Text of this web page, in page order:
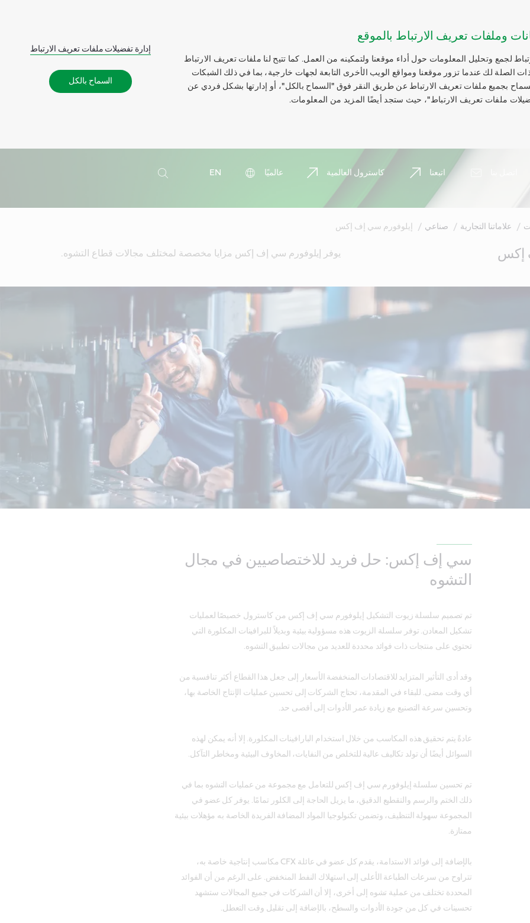
وملفات تعريف الارتباط بالموقع
لجمع وتحليل المعلومات حول أداء موقعنا ولتمكينه من العمل. كما تتيح لنا ملفات تعريف الارتباط
الصلة لك عندما تزور موقعنا ومواقع الويب الأخرى التابعة لجهات خارجية، بما في ذلك الشبكات
السماح بجميع ملفات تعريف الارتباط عن طريق النقر فوق "السماح بالكل"، أو إدارتها بشكل فردي عن
ملفات تعريف الارتباط"، حيث ستجد أيضًا المزيد من المعلومات.
إدارة تفضيلات ملفات تعريف الارتباط
السماح بالكل
اتبعنا كاسترول العالمية عالميًا
EN
بحث
علاماتنا التجارية صناعي إيلوفورم سي إف إكس
إكس يوفر إيلوفورم سي إف إكس مزايا مخصصة لمختلف مجالات قطاع التشوه.
سي إف إكس: حل فريد للاختصاصيين في مجال
التشوه
تم تصميم سلسلة زيوت التشكيل إيلوفورم سي إف إكس من كاسترول خصيصًا لعمليات
تشكيل المعادن. توفر سلسلة الزيوت هذه مسؤولية بيئية وبديلاً للبرافينات المكلورة التي
تحتوي على منتجات ذات فوائد محددة للعديد من مجالات تطبيق التشوه.
وقد أدى التأثير المتزايد للاقتصادات المنخفضة الأسعار إلى جعل هذا القطاع أكثر تنافسية من
أي وقت مضى. للبقاء في المقدمة، تحتاج الشركات إلى تحسين عمليات الإنتاج الخاصة بها،
وتحسين سرعة التصنيع مع زيادة عمر الأدوات إلى أقصى حد.
عادةً يتم تحقيق هذه المكاسب من خلال استخدام البارافينات المكلورة. إلا أنه يمكن لهذه
السوائل أيضًا أن تولد تكاليف عالية للتخلص من النفايات، المخاوف البيئية ومخاطر التآكل.
تم تحسين سلسلة إيلوفورم سي إف إكس للتعامل مع مجموعة من عمليات التشوه بما في
ذلك الختم والرسم والتقطيع الدقيق، ما يزيل الحاجة إلى الكلور تمامًا. يوفر كل عضو في
المجموعة سهولة التنظيف، وتضمن تكنولوجيا المواد المضافة الفريدة الخاصة به مؤهلات بيئية
ممتازة.
بالإضافة إلى فوائد الاستدامة، يقدم كل عضو في عائلة CFX مكاسب إنتاجية خاصة به،
تتراوح من سرعات الطباعة الأعلى إلى استهلاك النفط المنخفض. على الرغم من أن الفوائد
المحددة تختلف من عملية تشوه إلى أخرى، إلا أن الشركات في جميع المجالات ستشهد
تحسينات في كل من جودة الأدوات والسطح، بالإضافة إلى تقليل وقت التعطل.